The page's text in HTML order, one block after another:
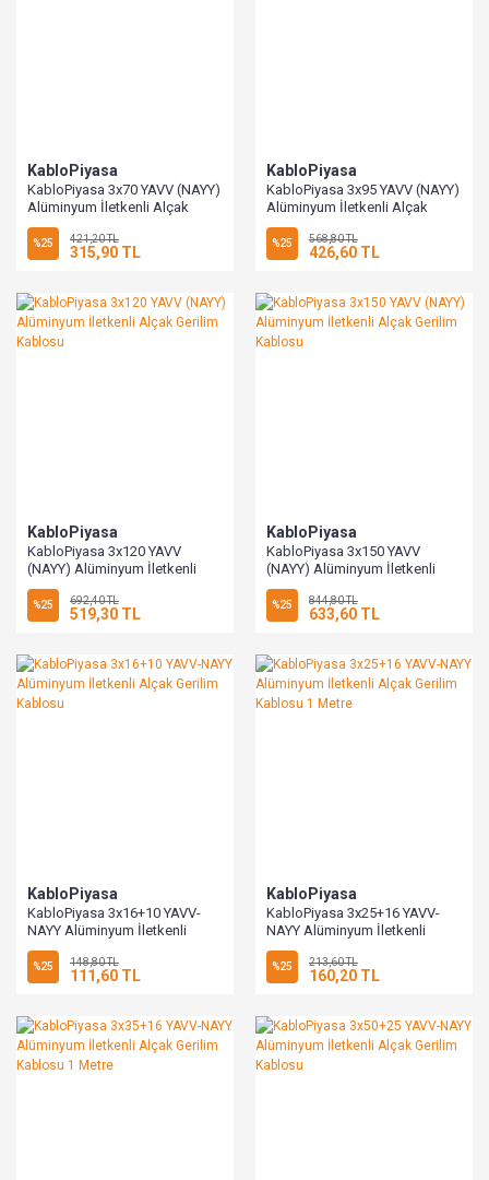
KabloPiyasa
KabloPiyasa 3x70 YAVV (NAYY)
Alüminyum İletkenli Alçak
Gerilim Kablosu
%25 421,20 TL
315,90 TL
KabloPiyasa
KabloPiyasa 3x95 YAVV (NAYY)
Alüminyum İletkenli Alçak
Gerilim Kablosu
%25 568,80 TL
426,60 TL
KabloPiyasa
KabloPiyasa 3x120 YAVV
(NAYY) Alüminyum İletkenli
Alçak Gerilim Kablosu
%25 692,40 TL
519,30 TL
KabloPiyasa
KabloPiyasa 3x150 YAVV
(NAYY) Alüminyum İletkenli
Alçak Gerilim Kablosu
%25 844,80 TL
633,60 TL
KabloPiyasa
KabloPiyasa 3x16+10 YAVV-
NAYY Alüminyum İletkenli
Alçak Gerilim Kablosu
%25 148,80 TL
111,60 TL
KabloPiyasa
KabloPiyasa 3x25+16 YAVV-
NAYY Alüminyum İletkenli
Alçak Gerilim Kablosu 1 Metre
%25 213,60 TL
160,20 TL